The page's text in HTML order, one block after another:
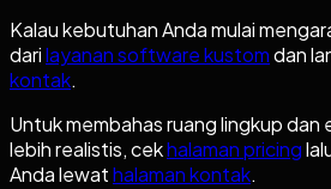
Kalau kebutuhan Anda mulai
darilayanan software kustomdan
kontak.
Untuk membahas ruang lingkup dan
lebih realistis, cekhalaman pricing
Anda lewathalaman kontak.